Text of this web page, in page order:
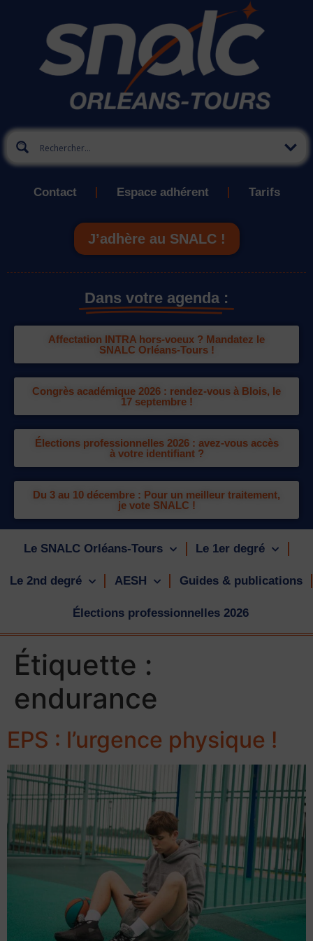
Contact Espace adhérent Tarifs
J’adhère au SNALC !
Dans votre agenda :
Affectation INTRA hors-voeux ? Mandatez le
SNALC Orléans-Tours !
Congrès académique 2026 : rendez-vous à Blois, le
17 septembre !
Élections professionnelles 2026 : avez-vous accès
à votre identifiant ?
Du 3 au 10 décembre : Pour un meilleur traitement,
je vote SNALC !
Le SNALC Orléans-Tours Le 1er degré
Le 2nd degré AESH Guides & publications
Élections professionnelles 2026
Étiquette :
endurance
EPS : l’urgence physique !